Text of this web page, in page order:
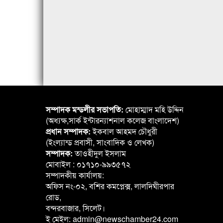
সম্পাদক মন্ডলীর সভাপতি: মোহাম্মাদ মহি উদ্দিন
(অধ্যক্ষ,সার্ক ইন্টারন্যাশনাল কলেজ বাংলাদেশ)
প্রধান সম্পাদক:ইকবাল আহমদ চৌধুরী
(ইংল্যান্ড প্রবাসী, সাংবাদিক ও লেখক)
সম্পাদক:তাওহীদুল ইসলাম
মোবাইল : ০১৭১০-৯৯৩৫৭২
সম্পাদকীয় কার্যালয়:
অফিস নং-০২, বশির কমপ্লেক্স, লালদিঘীরপার
রোড,
বন্দরবাজার, সিলেট।
ই মেইল: admin@newschamber24.com